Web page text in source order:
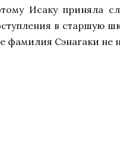
Исаку приняла
в старшую
фамилия Сэнагаки не